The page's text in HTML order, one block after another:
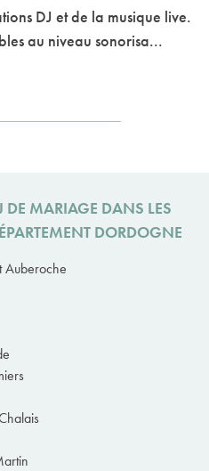
DJ et de la musique live.
au niveau sonorisa...
DE MARIAGE DANS LES
DORDOGNE
Auberoche